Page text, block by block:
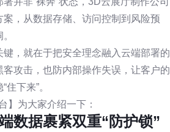
，从数据存储、访问控制到风险预
，就在于把安全理念融入云端部署的
攻击，也防内部操作失误，让客户的
下来”。
】为大家介绍一下：
数据裹紧双重“防护锁”